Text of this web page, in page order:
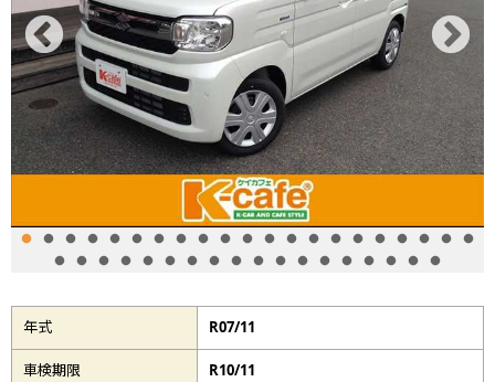
年式 R07/11
車検期限 R10/11